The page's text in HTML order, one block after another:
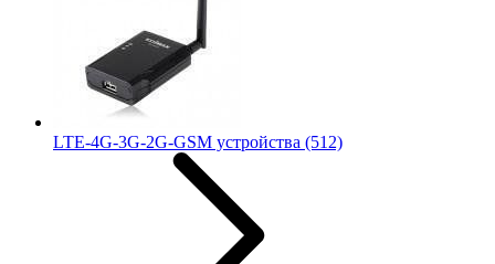
LTE-4G-3G-2G-GSM устройства (512)